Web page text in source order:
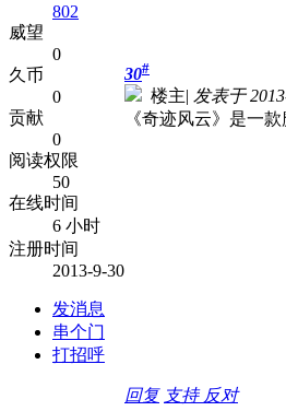
802
威望
0
久币
0
贡献
0
阅读权限
50
在线时间
6 小时
注册时间
2013-9-30
发消息
串个门
打招呼
30#
楼主| 发表于
《奇迹风云》是一
回复 支持 反对